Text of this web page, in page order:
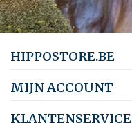
HIPPOSTORE.BE
MIJN ACCOUNT
KLANTENSERVICE